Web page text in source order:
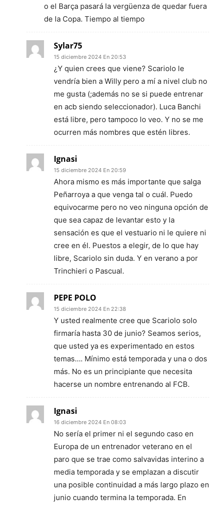
o el Barça pasará la vergüenza de quedar fuera
de la Copa. Tiempo al tiempo
Sylar75
15 diciembre 2024 En 20:53
¿Y quien crees que viene? Scariolo le
vendría bien a Willy pero a mí a nivel club no
me gusta (;además no se si puede entrenar
en acb siendo seleccionador). Luca Banchi
está libre, pero tampoco lo veo. Y no se me
ocurren más nombres que estén libres.
Ignasi
15 diciembre 2024 En 20:59
Ahora mismo es más importante que salga
Peñarroya a que venga tal o cuál. Puedo
equivocarme pero no veo ninguna opción de
que sea capaz de levantar esto y la
sensación es que el vestuario ni le quiere ni
cree en él. Puestos a elegir, de lo que hay
libre, Scariolo sin duda. Y en verano a por
Trinchieri o Pascual.
PEPE POLO
15 diciembre 2024 En 22:38
Y usted realmente cree que Scariolo solo
firmaría hasta 30 de junio? Seamos serios,
que usted ya es experimentado en estos
temas…. Mínimo está temporada y una o dos
más. No es un principiante que necesita
hacerse un nombre entrenando al FCB.
Ignasi
16 diciembre 2024 En 08:03
No sería el primer ni el segundo caso en
Europa de un entrenador veterano en el
paro que se trae como salvavidas interino a
media temporada y se emplazan a discutir
una posible continuidad a más largo plazo en
junio cuando termina la temporada. En